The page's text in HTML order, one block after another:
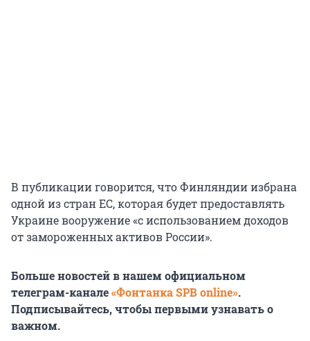
В публикации говорится, что Финляндии избрана
одной из стран ЕС, которая будет предоставлять
Украине вооружение «с использованием доходов
от замороженных активов России».
Больше новостей в нашем официальном
телеграм-канале«Фонтанка SPB online».
Подписывайтесь, чтобы первыми узнавать о
важном.